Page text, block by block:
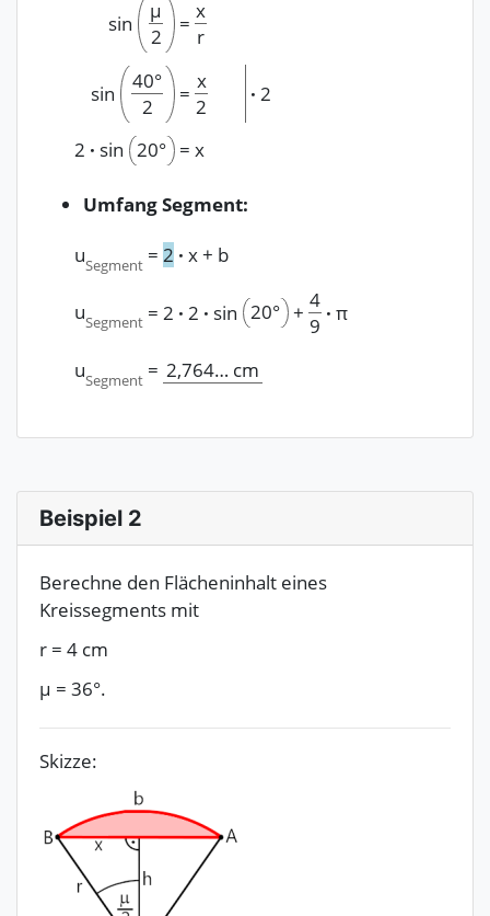
sin
μ
2
=
x
r
sin
40°
2
=
x
2
· 2
2 · sin 20° = x
Umfang Segment:
uSegment = 2 · x+ b
uSegment = 2 · 2 · sin 20° +
4
9
· π
uSegment = 2,764… cm
Beispiel 2
Berechne den Flächeninhalt eines
Kreissegments mit
r = 4 cm
μ = 36°.
Skizze: